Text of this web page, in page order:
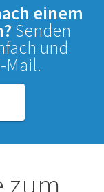
einem
Senden
und
Mail.
zum